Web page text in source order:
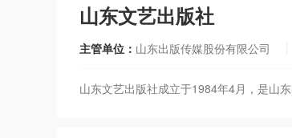
山东文艺出版社
主管单位： 山东出版传媒股份有限公司
山东文艺出版社成立于1984年4月，是山